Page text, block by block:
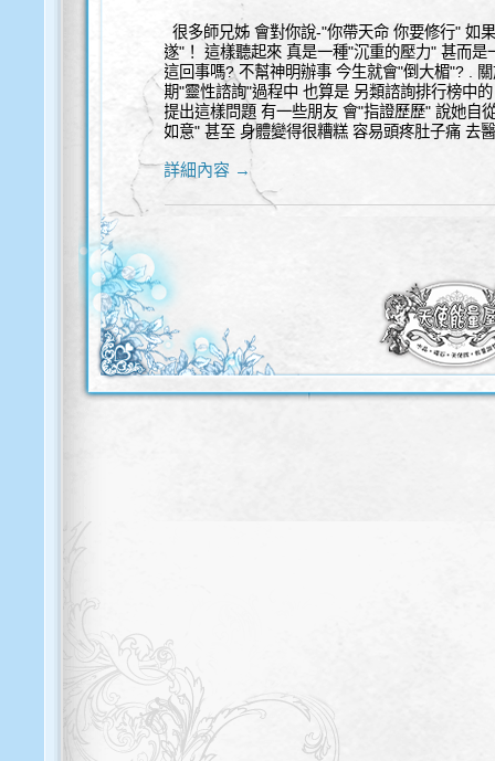
很多師兄姊 會對你說-"你帶天命 你要修行" 如
遂"！ 這樣聽起來 真是一種"沉重的壓力" 甚而
這回事嗎? 不幫神明辦事 今生就會"倒大楣"? .
期"靈性諮詢"過程中 也算是 另類諮詢排行榜中
提出這樣問題 有一些朋友 會"指證歷歷" 說她自
如意" 甚至 身體變得很糟糕 容易頭疼肚子痛 去
詳細內容 →